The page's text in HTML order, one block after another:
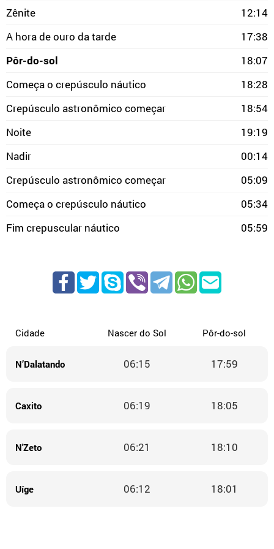
Zênite
12:14
A hora de ouro da tarde
17:38
Pôr-do-sol
18:07
Começa o crepúsculo náutico
18:28
Crepúsculo astronômico começar
18:54
Noite
19:19
Nadir
00:14
Crepúsculo astronômico começar
05:09
Começa o crepúsculo náutico
05:34
Fim crepuscular náutico
05:59
Cidade Nascer do Sol Pôr-do-sol
N’Dalatando 06:15 17:59
Caxito 06:19 18:05
N'Zeto 06:21 18:10
Uíge 06:12 18:01